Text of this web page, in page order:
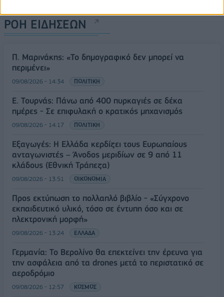
ΡΟΗ ΕΙΔΗΣΕΩΝ
Π. Μαρινάκης: «Το δημογραφικό δεν μπορεί να
περιμένει»
09/08/2026 - 14:34 ΠΟΛΙΤΙΚΗ
Ε. Τουρνάς: Πάνω από 400 πυρκαγιές σε δέκα
ημέρες - Σε επιφυλακή ο κρατικός μηχανισμός
09/08/2026 - 14:17 ΠΟΛΙΤΙΚΗ
Εξαγωγές: Η Ελλάδα κερδίζει τους Ευρωπαίους
ανταγωνιστές – Άνοδος μεριδίων σε 9 από 11
κλάδους (Εθνική Τράπεζα)
09/08/2026 - 13:51 ΟΙΚΟΝΟΜΙΑ
Προς εκτύπωση το πολλαπλό βιβλίο - «Σύγχρονο
εκπαιδευτικό υλικό, τόσο σε έντυπη όσο και σε
ηλεκτρονική μορφή»
09/08/2026 - 13:24 ΕΛΛΑΔΑ
Γερμανία: Το Βερολίνο θα επεκτείνει την έρευνα για
την ασφάλεια από τα drones μετά το περιστατικό σε
αεροδρόμιο
09/08/2026 - 12:57 ΚΟΣΜΟΣ